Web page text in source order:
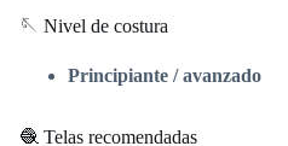
🪡 Nivel de costura
Principiante / avanzado
🧶 Telas recomendadas